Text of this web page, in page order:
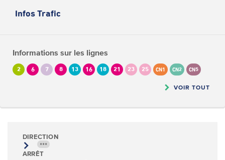
Infos Trafic
Informations sur les lignes
2 6 7 8 13 16 18 21 23 25 CN1 CN2 CN5
VOIR TOUT
DIRECTION
•••
ARRÊT